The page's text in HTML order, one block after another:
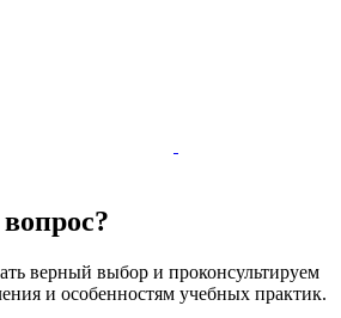
верный выбор и проконсультируем
и особенностям учебных практик.